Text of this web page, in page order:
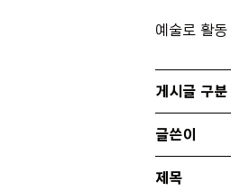
예술로 활동
게시글 구분
글쓴이
제목